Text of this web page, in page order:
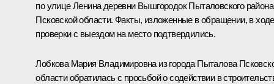
по улице Ленина деревни Вышгородок Пыталовского района
Псковской области. Факты, изложенные в обращении, в ходе
проверки с выездом на место подтвердились.
Лобкова Мария Владимировна из города Пыталова
области обратилась с просьбой о содействии в